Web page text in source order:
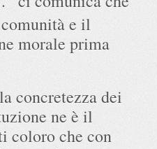
e il
morale prima
concretezza dei
ne è il
coloro che con